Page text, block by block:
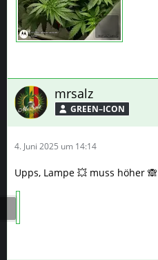
mrsalz
GREEN–ICON
4. Juni 2025 um 14:14
Upps, Lampe 💥 muss höher 🙈